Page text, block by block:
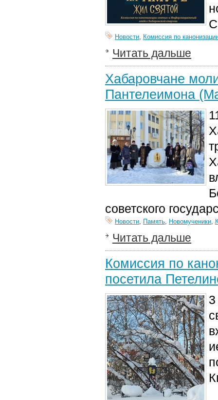
Новости, Комиссия по
Читать дальше
Хабаровчане
Пантелеимона
советского
Новости, Память, Новомученики,
Читать дальше
Комиссия по
посетила